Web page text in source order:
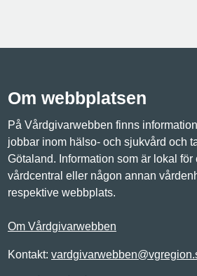
Om webbplatsen
På Vårdgivarwebben finns
jobbar inom hälso- och sjukvård och
Götaland. Information som är lokal för
vårdcentral eller någon annan
respektive webbplats.
Om Vårdgivarwebben
Kontakt: